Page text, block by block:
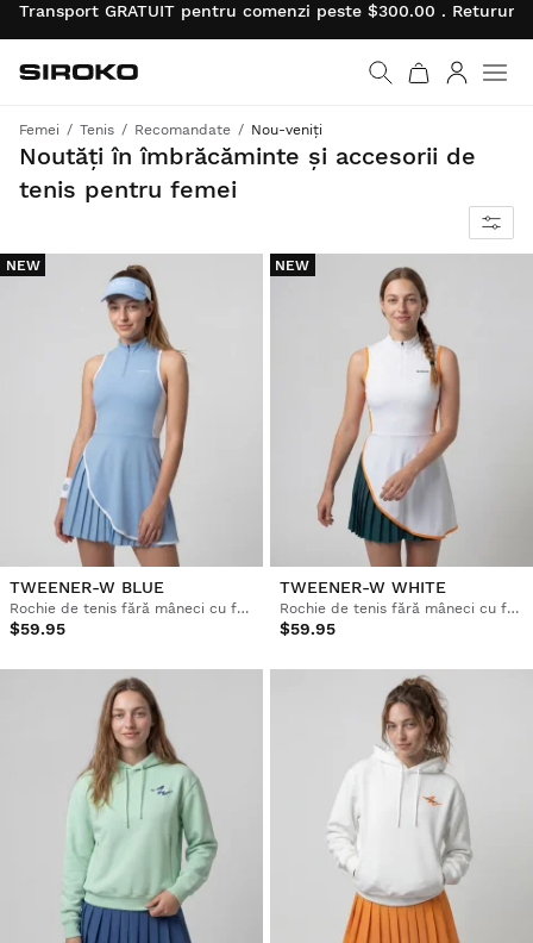
Transport GRATUIT pentru comenzi peste $300.00 .
Mergi la pagina
Siroko.com
Femei Tenis Recomandate Nou-veniți
Noutăți în îmbrăcăminte și accesorii de
tenis pentru femei
Descoperă cea mai recentă colecție de tenis pentru a te antrena și a concura la maximum.
NEW
TWEENER-W BLUE
Rochie de tenis fără mâneci cu fermoar pe jumătate pentru femei
$59.95
NEW
TWEENER-W WHITE
Rochie de tenis fără mâneci cu fermoar pe jumătate pentru femei
$59.95